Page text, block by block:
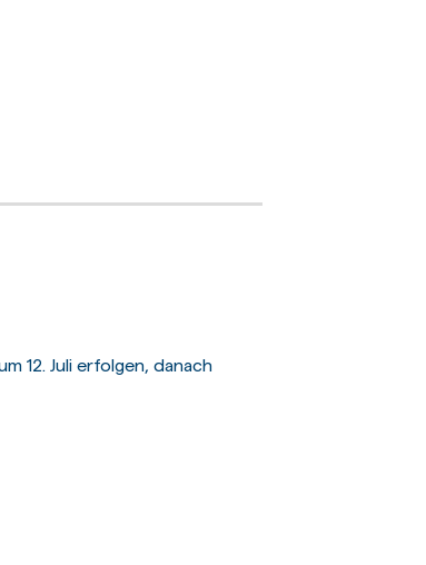
12. Juli erfolgen, danach